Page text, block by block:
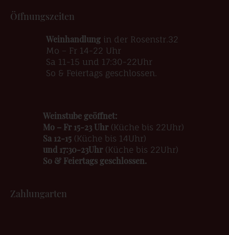
Öffnungszeiten
Weinhandlungin der Rosenstr.32
Mo – Fr 14-22 Uhr
Sa 11-15 und 17:30-22Uhr
So & Feiertags geschlossen.
Weinstube geöffnet:
Mo – Fr 15-23 Uhr(Küche bis 22Uhr)
Sa 12-15(Küche bis 14Uhr)
und 17:30-23Uhr(Küche bis 22Uhr)
So & Feiertags geschlossen.
Zahlungarten